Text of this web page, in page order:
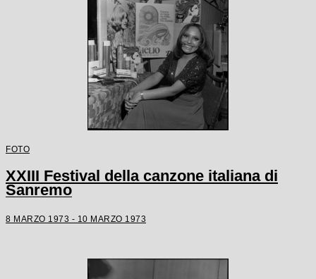
FOTO
XXIII Festival della canzone italiana di
Sanremo
8 MARZO 1973 - 10 MARZO 1973